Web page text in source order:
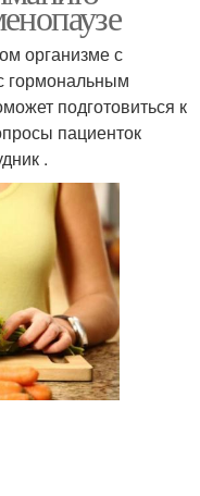
организме с
гормональным
подготовиться к
пациенток
.